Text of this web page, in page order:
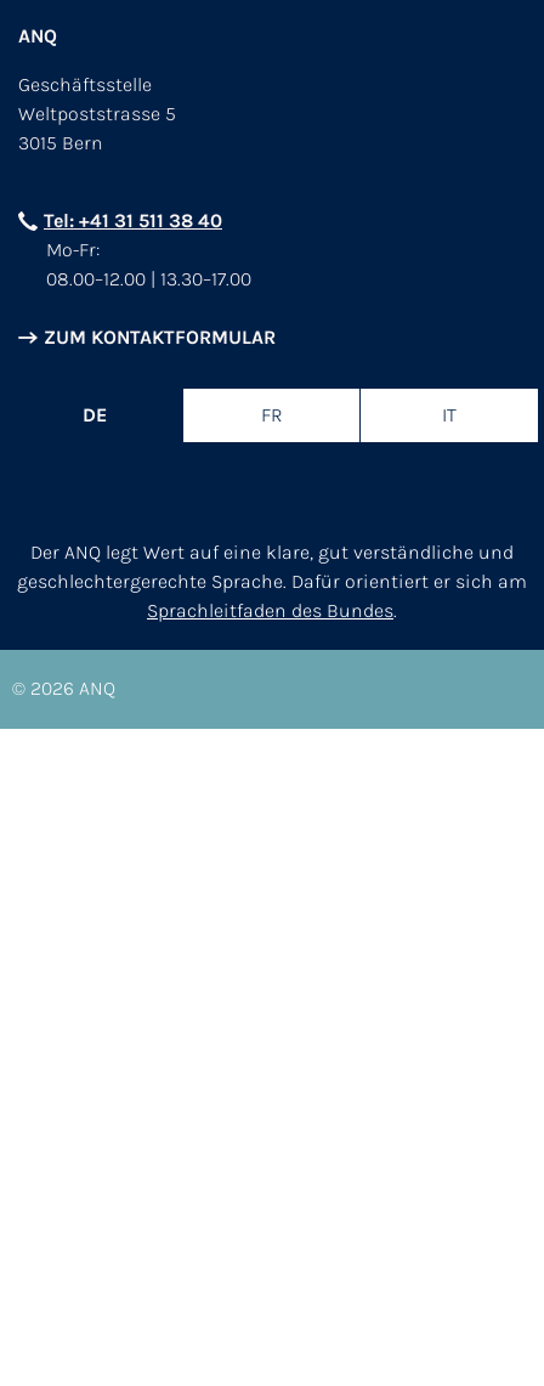
ANQ
Geschäftsstelle
Weltpoststrasse 5
3015 Bern
Tel: +41 31 511 38 40
Mo-Fr:
08.00–12.00 | 13.30–17.00
ZUM KONTAKTFORMULAR
DE FR IT
Der ANQ legt Wert auf eine klare, gut verständliche und
geschlechtergerechte Sprache. Dafür orientiert er sich am
Sprachleitfaden des Bundes.
© 2026 ANQ